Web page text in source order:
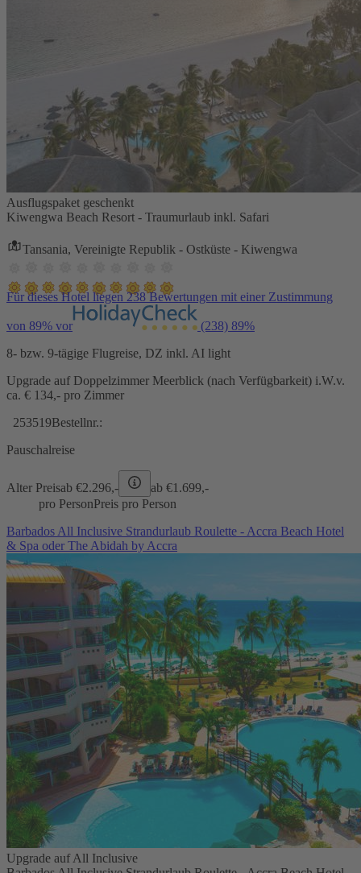
Ausflugspaket geschenkt
Kiwengwa Beach Resort - Traumurlaub inkl. Safari
Tansania, Vereinigte Republik - Ostküste - Kiwengwa
Für dieses Hotel liegen 238 Bewertungen mit einer Zustimmung
von 89% vor (238) 89%
8- bzw. 9-tägige Flugreise, DZ inkl. AI light
Upgrade auf Doppelzimmer Meerblick (nach Verfügbarkeit) i.W.v.
ca. € 134,- pro Zimmer
253519Bestellnr.:
Pauschalreise
Alter Preisab €2.296,- ab €1.699,-
pro PersonPreis pro Person
Barbados All Inclusive Strandurlaub Roulette - Accra Beach Hotel
& Spa oder The Abidah by Accra
Upgrade auf All Inclusive